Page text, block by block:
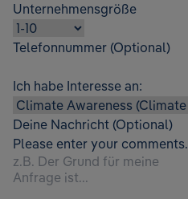
Unternehmensgröße
Telefonnummer (Optional)
Ich habe Interesse an:
Deine Nachricht (Optional)
Please enter your comments.